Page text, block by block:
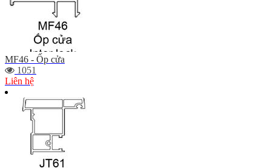
MF46 - Ốp cửa
1051
Liên hệ